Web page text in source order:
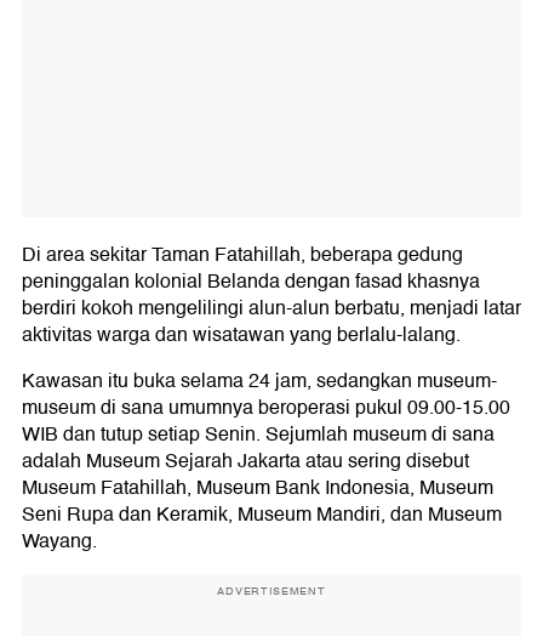
Di area sekitar Taman Fatahillah, beberapa gedung
peninggalan kolonial Belanda dengan fasad khasnya
berdiri kokoh mengelilingi alun‑alun berbatu, menjadi latar
aktivitas warga dan wisatawan yang berlalu‑lalang.
Kawasan itu buka selama 24 jam, sedangkan museum-
museum di sana umumnya beroperasi pukul 09.00-15.00
WIB dan tutup setiap Senin. Sejumlah museum di sana
adalah Museum Sejarah Jakarta atau sering disebut
Museum Fatahillah, Museum Bank Indonesia, Museum
Seni Rupa dan Keramik, Museum Mandiri, dan Museum
Wayang.
ADVERTISEMENT